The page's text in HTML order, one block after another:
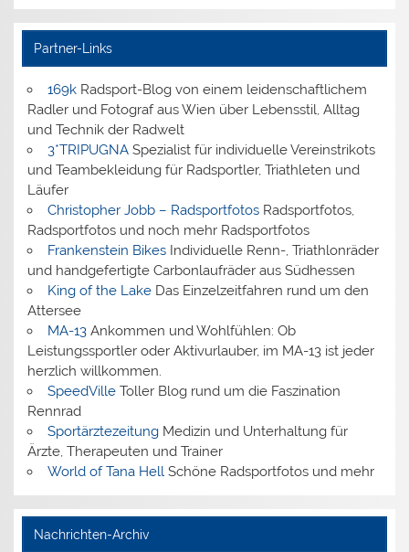
Partner-Links
169kRadsport-Blog von einem leidenschaftlichem
Radler und Fotograf aus Wien über Lebensstil, Alltag
und Technik der Radwelt
3*TRIPUGNASpezialist für individuelle Vereinstrikots
und Teambekleidung für Radsportler, Triathleten und
Läufer
Christopher Jobb – RadsportfotosRadsportfotos,
Radsportfotos und noch mehr Radsportfotos
Frankenstein BikesIndividuelle Renn-, Triathlonräder
und handgefertigte Carbonlaufräder aus Südhessen
King of the LakeDas Einzelzeitfahren rund um den
Attersee
MA-13Ankommen und Wohlfühlen: Ob
Leistungssportler oder Aktivurlauber, im MA-13 ist jeder
herzlich willkommen.
SpeedVilleToller Blog rund um die Faszination
Rennrad
SportärztezeitungMedizin und Unterhaltung für
Ärzte, Therapeuten und Trainer
World of Tana HellSchöne Radsportfotos und mehr
Nachrichten-Archiv